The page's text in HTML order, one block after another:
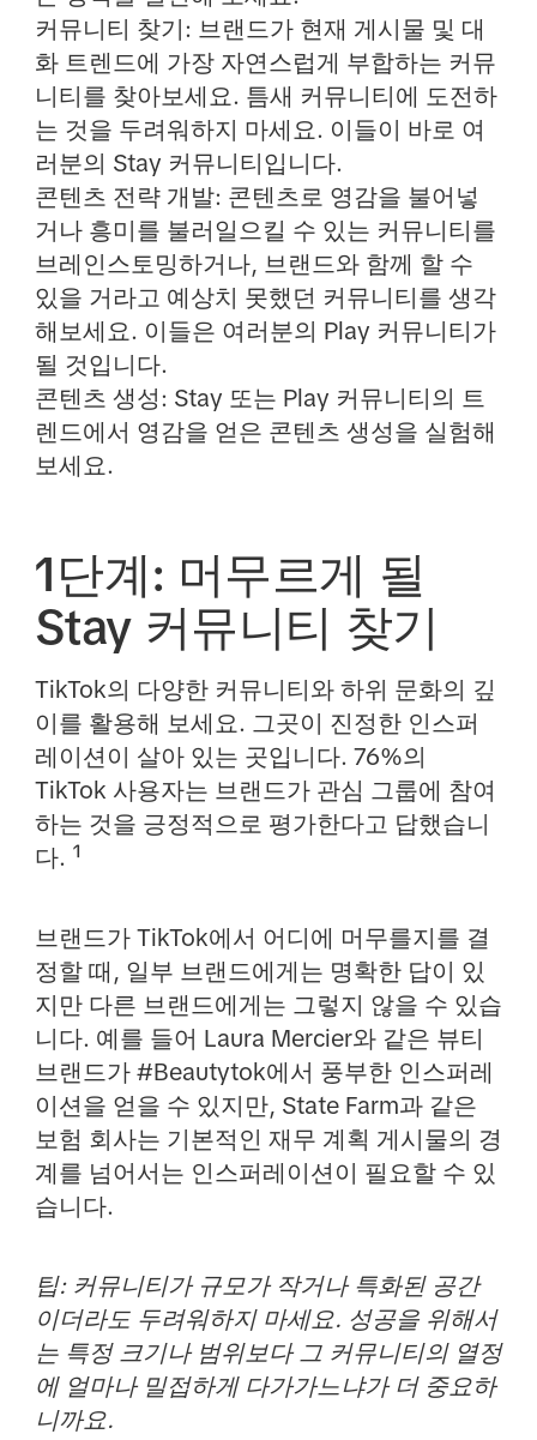
커뮤니티 찾기 : 브랜드가 현재 게시물 및 대
화 트렌드에 가장 자연스럽게 부합하는 커뮤
니티를 찾아보세요. 틈새 커뮤니티에 도전하
는 것을 두려워하지 마세요. 이들이 바로 여
러분의 Stay 커뮤니티입니다.
콘텐츠 전략 개발: 콘텐츠로 영감을 불어넣
거나 흥미를 불러일으킬 수 있는 커뮤니티를
브레인스토밍하거나, 브랜드와 함께 할 수
있을 거라고 예상치 못했던 커뮤니티를 생각
해보세요. 이들은 여러분의 Play 커뮤니티가
될 것입니다.
콘텐츠 생성: Stay 또는 Play 커뮤니티의 트
렌드에서 영감을 얻은 콘텐츠 생성을 실험해
보세요.
1단계: 머무르게 될
Stay 커뮤니티 찾기
TikTok의 다양한 커뮤니티와 하위 문화의 깊
이를 활용해 보세요. 그곳이 진정한 인스퍼
레이션이 살아 있는 곳입니다. 76%의
TikTok 사용자는 브랜드가 관심 그룹에 참여
하는 것을 긍정적으로 평가한다고 답했습니
다. ¹
브랜드가 TikTok에서 어디에 머무를지를 결
정할 때, 일부 브랜드에게는 명확한 답이 있
지만 다른 브랜드에게는 그렇지 않을 수 있습
니다. 예를 들어 Laura Mercier와 같은 뷰티
브랜드가 #Beautytok에서 풍부한 인스퍼레
이션을 얻을 수 있지만, State Farm과 같은
보험 회사는 기본적인 재무 계획 게시물의 경
계를 넘어서는 인스퍼레이션이 필요할 수 있
습니다.
팁: 커뮤니티가 규모가 작거나 특화된 공간
이더라도 두려워하지 마세요. 성공을 위해서
는 특정 크기나 범위보다 그 커뮤니티의 열정
에 얼마나 밀접하게 다가가느냐가 더 중요하
니까요.